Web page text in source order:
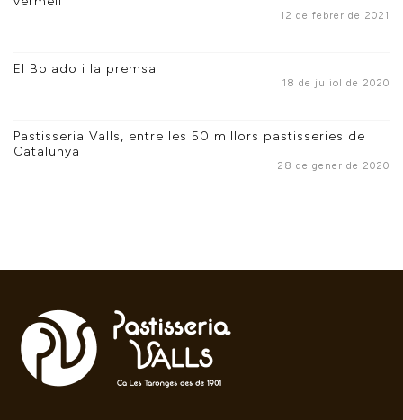
12 de febrer de 2021
El Bolado i la premsa
18 de juliol de 2020
Pastisseria Valls, entre les 50 millors pastisseries de
Catalunya
28 de gener de 2020